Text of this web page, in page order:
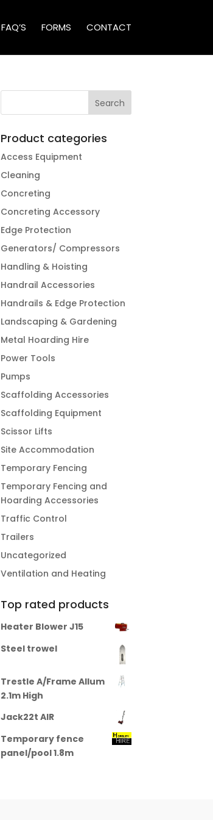
FAQ’S FORMS CONTACT
Product categories
Access Equipment
Cleaning
Concreting
Concreting Accessory
Edge Protection
Generators/ Compressors
Handling & Hoisting
Handrail Accessories
Handrails & Edge Protection
Landscaping & Gardening
Metal Hoarding Hire
Power Tools
Pumps
Scaffolding Accessories
Scaffolding Equipment
Scissor Lifts
Site Accommodation
Temporary Fencing
Temporary Fencing and
Hoarding Accessories
Traffic Control
Trailers
Uncategorized
Ventilation and Heating
Top rated products
Heater Blower J15
Steel trowel
Trestle A/Frame Allum
2.1m High
Jack22t AIR
Temporary fence
panel/pool 1.8m